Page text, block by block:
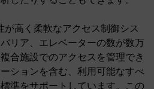
が高く柔軟なアクセス制御シス
リア、エレベーターの数が数万
合施設でのアクセスを管理でき
ションを含む、利用可能なすべ
準をサポートしています。この